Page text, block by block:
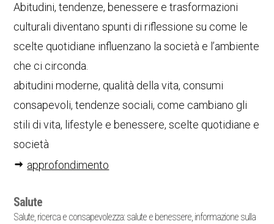
Abitudini, tendenze, benessere e trasformazioni
culturali diventano spunti di riflessione su come le
scelte quotidiane influenzano la società e l’ambiente
che ci circonda.
abitudini moderne, qualità della vita, consumi
consapevoli, tendenze sociali, come cambiano gli
stili di vita, lifestyle e benessere, scelte quotidiane e
società
approfondimento
Salute
Salute, ricerca e consapevolezza: salute e benessere, informazione sulla